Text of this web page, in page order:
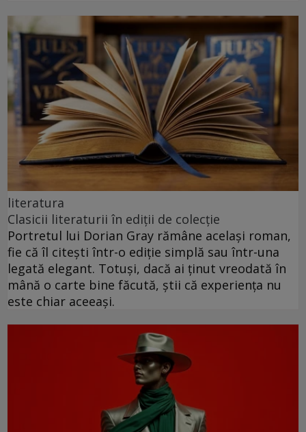
literatura
Clasicii literaturii în ediții de colecție
Portretul lui Dorian Gray rămâne același roman,
fie că îl citești într-o ediție simplă sau într-una
legată elegant. Totuși, dacă ai ținut vreodată în
mână o carte bine făcută, știi că experiența nu
este chiar aceeași.